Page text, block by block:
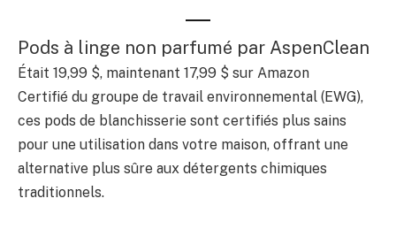
Pods à linge non parfumé par AspenClean
Était 19,99 $, maintenant 17,99 $ sur Amazon
Certifié du groupe de travail environnemental (EWG),
ces pods de blanchisserie sont certifiés plus sains
pour une utilisation dans votre maison, offrant une
alternative plus sûre aux détergents chimiques
traditionnels.